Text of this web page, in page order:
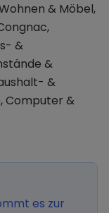
& Möbel,
&
&
&
Computer &
es zur